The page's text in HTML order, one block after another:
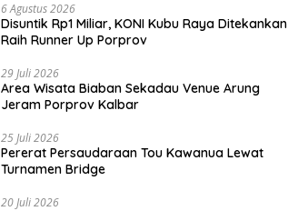
6 Agustus 2026
Disuntik Rp1 Miliar, KONI Kubu Raya Ditekankan
Raih Runner Up Porprov
29 Juli 2026
Area Wisata Biaban Sekadau Venue Arung
Jeram Porprov Kalbar
25 Juli 2026
Pererat Persaudaraan Tou Kawanua Lewat
Turnamen Bridge
20 Juli 2026